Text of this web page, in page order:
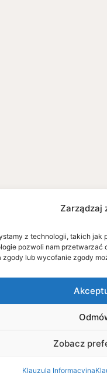
Zarządzaj
z technologii, takich
pozwoli nam
lub wycofanie zgody
Zobacz
Klauzula Informacyjna